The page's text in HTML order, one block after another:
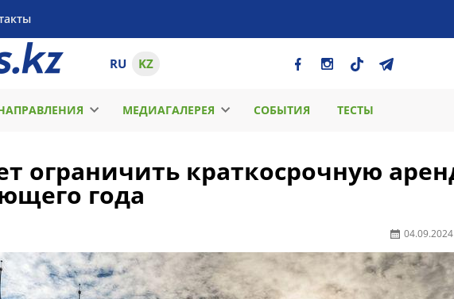
RU KZ
МЕДИАГАЛЕРЕЯ СОБЫТИЯ ТЕСТЫ
ограничить краткосрочную
года
04.09.2024